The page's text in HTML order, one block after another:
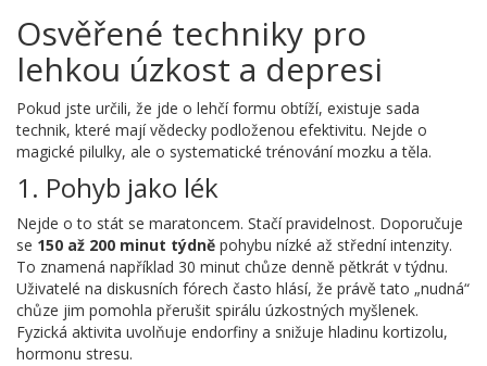
Osvěřené techniky pro
lehkou úzkost a depresi
Pokud jste určili, že jde o lehčí formu obtíží, existuje sada
technik, které mají vědecky podloženou efektivitu. Nejde o
magické pilulky, ale o systematické trénování mozku a těla.
1. Pohyb jako lék
Nejde o to stát se maratoncem. Stačí pravidelnost. Doporučuje
se 150 až 200 minut týdně pohybu nízké až střední intenzity.
To znamená například 30 minut chůze denně pětkrát v týdnu.
Uživatelé na diskusních fórech často hlásí, že právě tato „nudná“
chůze jim pomohla přerušit spirálu úzkostných myšlenek.
Fyzická aktivita uvolňuje endorfiny a snižuje hladinu kortizolu,
hormonu stresu.